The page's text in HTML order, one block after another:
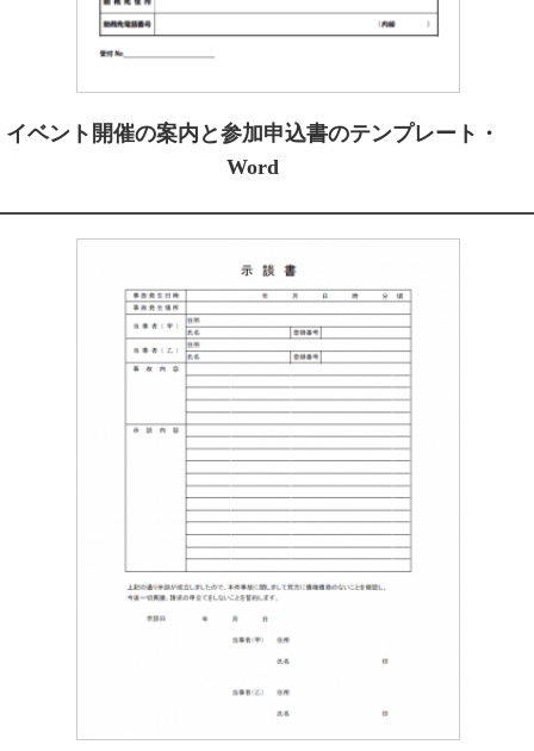
イベント開催の案内と参加申込書のテンプレート・
Word